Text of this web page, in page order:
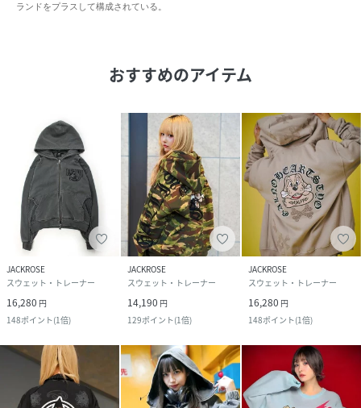
ランドをプラスして構成されている。
おすすめのアイテム
JACKROSE
スウェット・トレーナー
16,280 円
148ポイント(1倍)
JACKROSE
スウェット・トレーナー
14,190 円
129ポイント(1倍)
JACKROSE
スウェット・トレーナー
16,280 円
148ポイント(1倍)